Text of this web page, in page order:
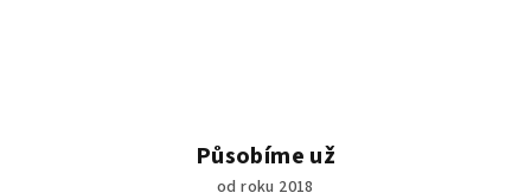
Působíme už
od roku 2018